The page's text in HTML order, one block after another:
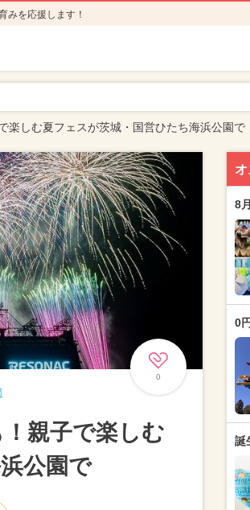
みを応援します！
楽しむ夏フェスが茨城・国営ひたち海浜公園で
0
親子で楽しむ
公園で
8
0
誕